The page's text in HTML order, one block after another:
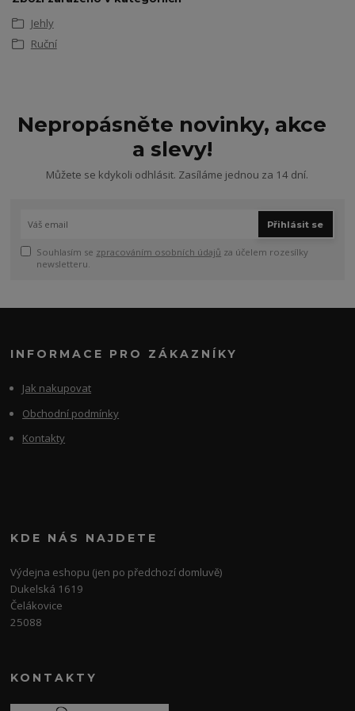
Jehly
Ruční
Nepropásněte novinky, akce
a slevy!
Můžete se kdykoli odhlásit. Zasíláme jednou za 14 dní.
Přihlásit se
Souhlasím se zpracováním osobních údajů za účelem rozesílky
newsletteru.
INFORMACE PRO ZÁKAZNÍKY
Jak nakupovat
Obchodní podmínky
Kontakty
KDE NÁS NAJDETE
Výdejna eshopu (jen po předchozí domluvě)
Dukelská 1619
Čelákovice
25088
KONTAKTY